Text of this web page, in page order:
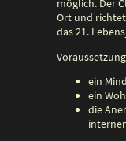
möglich. Der
Ort und
das 21.
ein
ein
die